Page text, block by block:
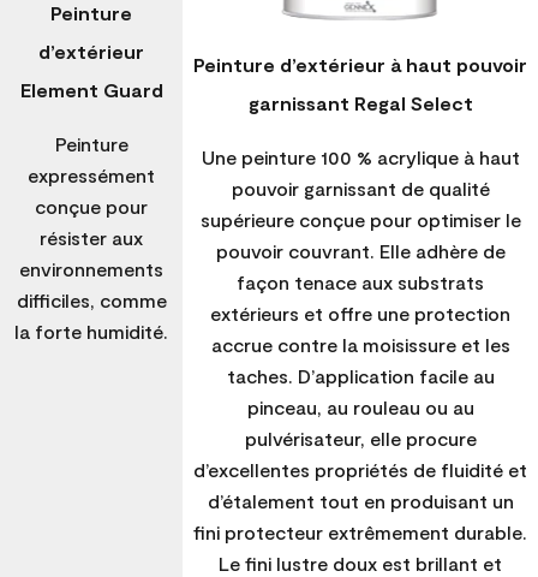
Peinture
d’extérieur
Element Guard
Peinture
expressément
conçue pour
résister aux
environnements
difficiles, comme
la forte humidité.
Peinture d’extérieur à haut pouvoir
garnissant Regal Select
Une peinture 100 % acrylique à haut
pouvoir garnissant de qualité
supérieure conçue pour optimiser le
pouvoir couvrant. Elle adhère de
façon tenace aux substrats
extérieurs et offre une protection
accrue contre la moisissure et les
taches. D’application facile au
pinceau, au rouleau ou au
pulvérisateur, elle procure
d’excellentes propriétés de fluidité et
d’étalement tout en produisant un
fini protecteur extrêmement durable.
Le fini lustre doux est brillant et